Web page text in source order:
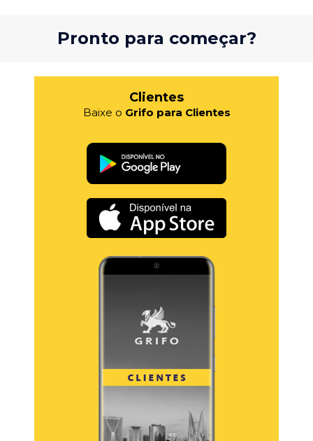
Pronto para começar?
Clientes
Baixe o Grifo para Clientes